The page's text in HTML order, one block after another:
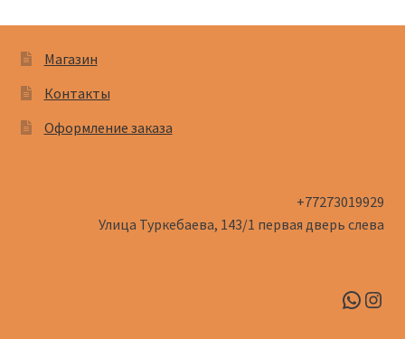
Магазин
Контакты
Оформление заказа
+77273019929
Улица Туркебаева, 143/1​ первая дверь слева